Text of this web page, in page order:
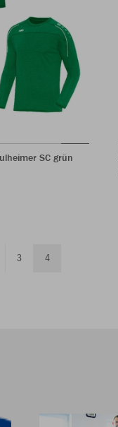
SC grün
3 4